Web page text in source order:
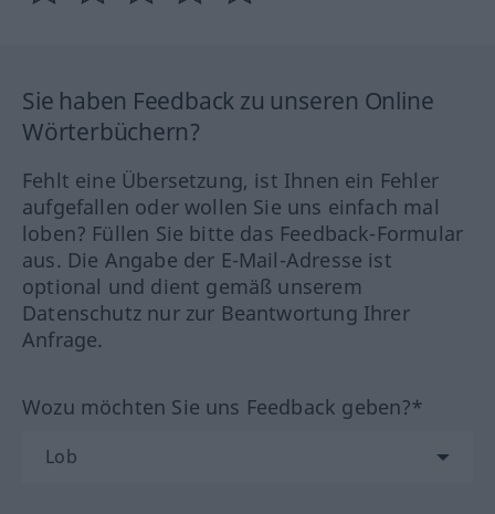
Sie haben Feedback zu unseren Online
Wörterbüchern?
Fehlt eine Übersetzung, ist Ihnen ein Fehler
aufgefallen oder wollen Sie uns einfach mal
loben? Füllen Sie bitte das Feedback-Formular
aus. Die Angabe der E-Mail-Adresse ist
optional und dient gemäß unserem
Datenschutz nur zur Beantwortung Ihrer
Anfrage.
Wozu möchten Sie uns Feedback geben?*